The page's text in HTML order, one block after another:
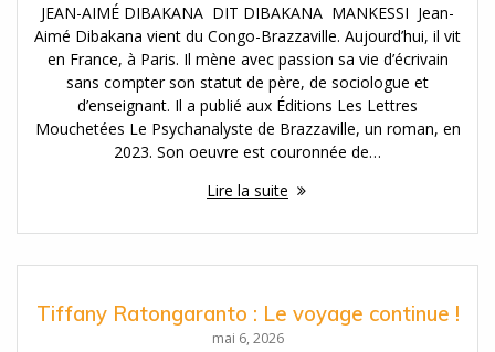
JEAN-AIMÉ DIBAKANA DIT DIBAKANA MANKESSI Jean-
Aimé Dibakana vient du Congo-Brazzaville. Aujourd’hui, il vit
en France, à Paris. Il mène avec passion sa vie d’écrivain
sans compter son statut de père, de sociologue et
d’enseignant. Il a publié aux Éditions Les Lettres
Mouchetées Le Psychanalyste de Brazzaville, un roman, en
2023. Son oeuvre est couronnée de…
Lire la suite
Tiffany Ratongaranto : Le voyage continue !
mai 6, 2026